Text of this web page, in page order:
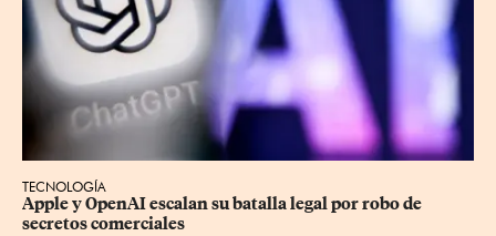
TECNOLOGÍA
Apple y OpenAI escalan su batalla legal por robo de
secretos comerciales